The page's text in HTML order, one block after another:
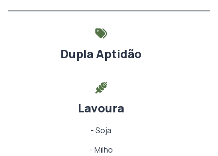
Dupla Aptidão
Lavoura
-Soja
-Milho